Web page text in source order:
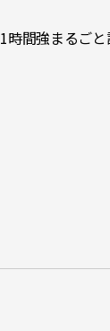
時間強まるごと